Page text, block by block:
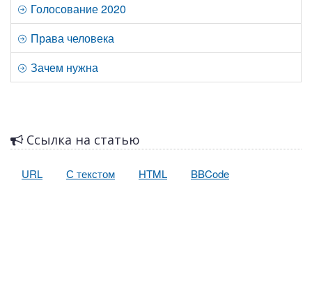
Голосование 2020
Права человека
Зачем нужна
Ссылка на статью
URL С текстом HTML BBCode